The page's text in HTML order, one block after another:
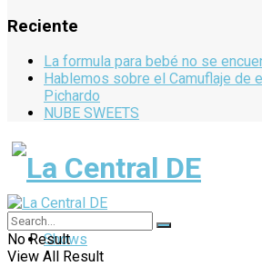
Reciente
La formula para bebé no se
Hablemos sobre el Camuflaje de
Pichardo
NUBE SWEETS
Shows
No Result
View All Result